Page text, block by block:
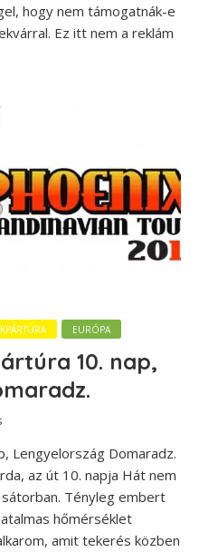
hogy nem támogatnák-e
Ez itt nem a reklám
EURÓPA
10. nap,
Lengyelország Domaradz.
az út 10. napja Hát nem
Tényleg embert
hőmérséklet
amit tekerés közben